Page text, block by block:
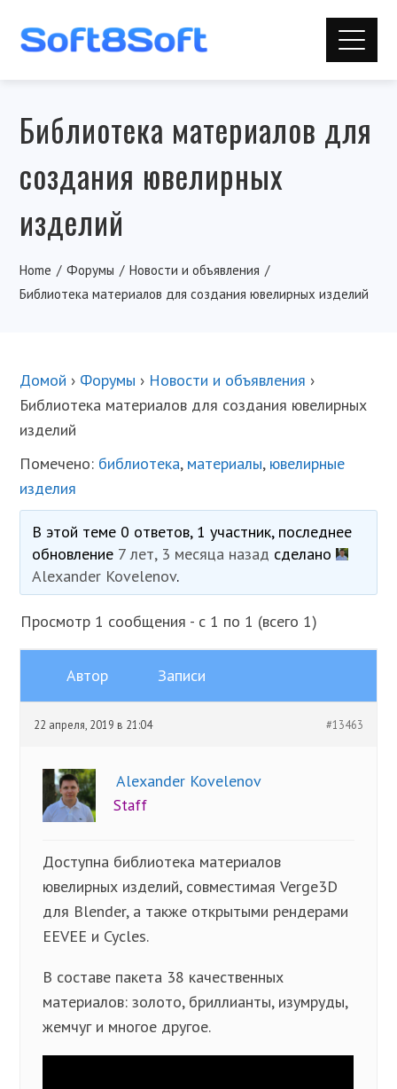
Библиотека материалов для
создания ювелирных
изделий
Home Форумы
Новости и объявления
Библиотека материалов для создания ювелирных изделий
Домой › Форумы › Новости и объявления ›
Библиотека материалов для создания ювелирных
изделий
Помечено: библиотека, материалы, ювелирные
изделия
В этой теме 0 ответов, 1 участник, последнее
обновление 7 лет, 3 месяца назад сделано
Alexander Kovelenov.
Просмотр 1 сообщения - с 1 по 1 (всего 1)
Автор Записи
22 апреля, 2019 в 21:04 #13463
Alexander Kovelenov
Staff
Доступна библиотека материалов
ювелирных изделий, совместимая Verge3D
для Blender, а также открытыми рендерами
EEVEE и Cycles.
В составе пакета 38 качественных
материалов: золото, бриллианты, изумруды,
жемчуг и многое другое.